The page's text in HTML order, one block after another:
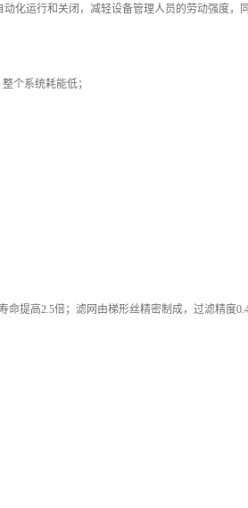
化运行和关闭，减轻设备管理人员的劳动强度，
个系统耗能低；
提高2.5倍；滤网由梯形丝精密制成，过滤精度